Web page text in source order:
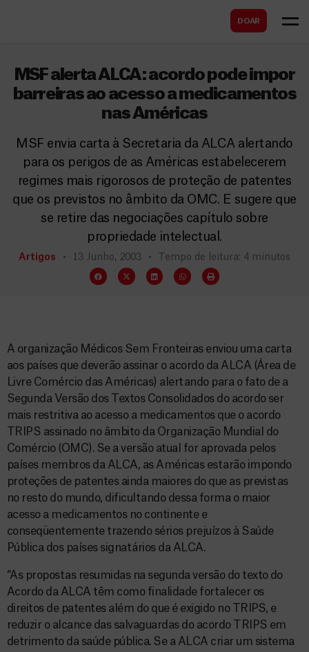
DOAR
r
MSF alerta ALCA: acordo pode impor
barreiras ao acesso a medicamentos
nas Américas
MSF envia carta à Secretaria da ALCA alertando
para os perigos de as Américas estabelecerem
regimes mais rigorosos de proteção de patentes
que os previstos no âmbito da OMC. E sugere que
se retire das negociações capítulo sobre
propriedade intelectual.
Artigos 13 Junho, 2003 Tempo de leitura: 4 minutos
A organização Médicos Sem Fronteiras enviou uma carta
aos países que deverão assinar o acordo da ALCA (Área de
Livre Comércio das Américas) alertando para o fato de a
Segunda Versão dos Textos Consolidados do acordo ser
mais restritiva ao acesso a medicamentos que o acordo
TRIPS assinado no âmbito da Organização Mundial do
Comércio (OMC). Se a versão atual for aprovada pelos
países membros da ALCA, as Américas estarão impondo
proteções de patentes ainda maiores do que as previstas
no resto do mundo, dificultando dessa forma o maior
acesso a medicamentos no continente e
conseqüentemente trazendo sérios prejuízos à Saúde
Pública dos países signatários da ALCA.
“As propostas resumidas na segunda versão do texto do
Acordo da ALCA têm como finalidade fortalecer os
direitos de patentes além do que é exigido no TRIPS, e
reduzir o alcance das salvaguardas do acordo TRIPS em
detrimento da saúde pública. Se a ALCA criar um sistema
c
a
r